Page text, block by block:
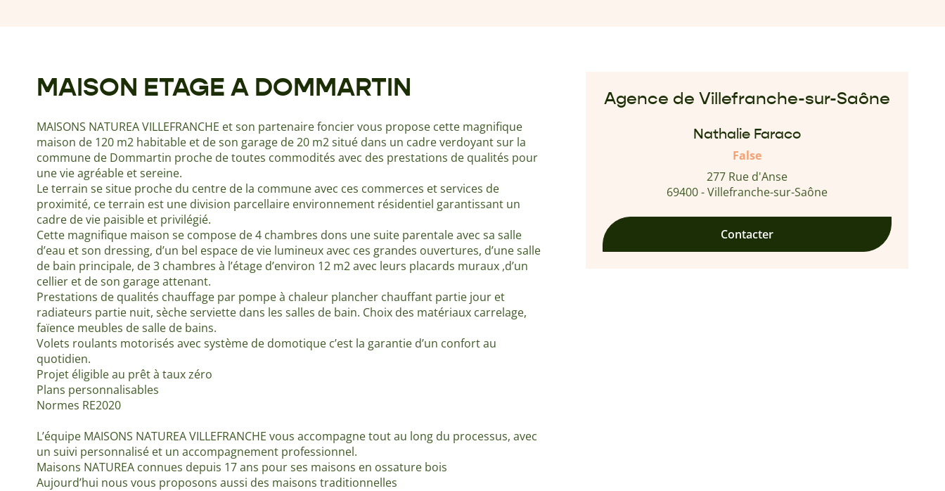
MAISON ETAGE A DOMMARTIN
MAISONS NATUREA VILLEFRANCHE et son partenaire foncier vous propose cette magnifique
maison de 120 m2 habitable et de son garage de 20 m2 situé dans un cadre verdoyant sur la
commune de Dommartin proche de toutes commodités avec des prestations de qualités pour
une vie agréable et sereine.
Le terrain se situe proche du centre de la commune avec ces commerces et services de
proximité, ce terrain est une division parcellaire environnement résidentiel garantissant un
cadre de vie paisible et privilégié.
Cette magnifique maison se compose de 4 chambres dons une suite parentale avec sa salle
d’eau et son dressing, d’un bel espace de vie lumineux avec ces grandes ouvertures, d’une salle
de bain principale, de 3 chambres à l’étage d’environ 12 m2 avec leurs placards muraux ,d’un
cellier et de son garage attenant.
Prestations de qualités chauffage par pompe à chaleur plancher chauffant partie jour et
radiateurs partie nuit, sèche serviette dans les salles de bain. Choix des matériaux carrelage,
faïence meubles de salle de bains.
Volets roulants motorisés avec système de domotique c’est la garantie d’un confort au
quotidien.
Projet éligible au prêt à taux zéro
Plans personnalisables
Normes RE2020
L’équipe MAISONS NATUREA VILLEFRANCHE vous accompagne tout au long du processus, avec
un suivi personnalisé et un accompagnement professionnel.
Maisons NATUREA connues depuis 17 ans pour ses maisons en ossature bois
Aujourd’hui nous vous proposons aussi des maisons traditionnelles
Agence de Villefranche-sur-Saône
Nathalie Faraco
False
277 Rue d'Anse
69400 - Villefranche-sur-Saône
Contacter